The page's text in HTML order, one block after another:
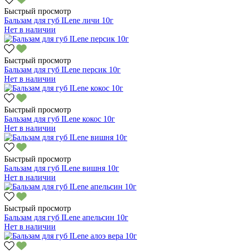
Быстрый просмотр
Бальзам для губ ILene личи 10г
Нет в наличии
Быстрый просмотр
Бальзам для губ ILene персик 10г
Нет в наличии
Быстрый просмотр
Бальзам для губ ILene кокос 10г
Нет в наличии
Быстрый просмотр
Бальзам для губ ILene вишня 10г
Нет в наличии
Быстрый просмотр
Бальзам для губ ILene апельсин 10г
Нет в наличии